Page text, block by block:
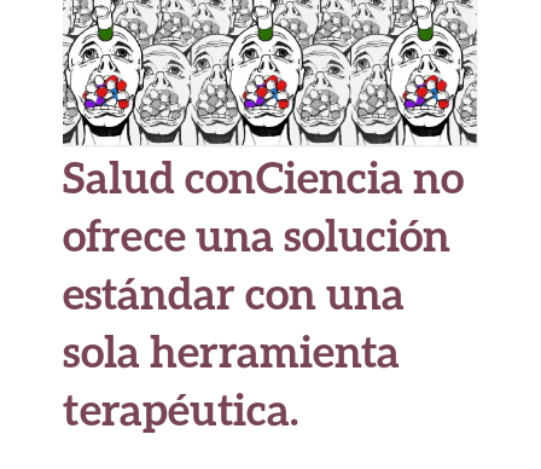
Salud conCiencia no
ofrece una solución
estándar con una
sola herramienta
terapéutica.